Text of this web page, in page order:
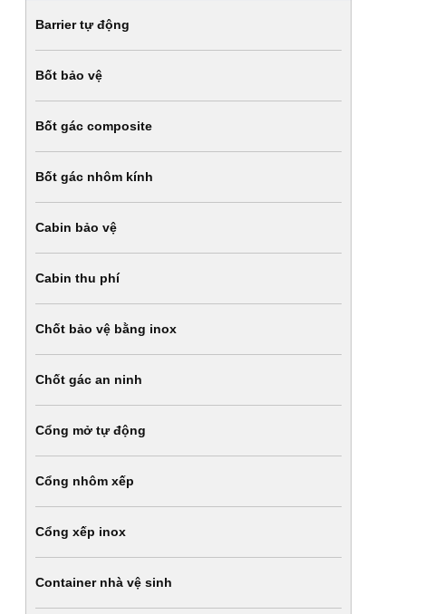
Barrier tự động
Bốt bảo vệ
Bốt gác composite
Bốt gác nhôm kính
Cabin bảo vệ
Cabin thu phí
Chốt bảo vệ bằng inox
Chốt gác an ninh
Cổng mở tự động
Cổng nhôm xếp
Cổng xếp inox
Container nhà vệ sinh